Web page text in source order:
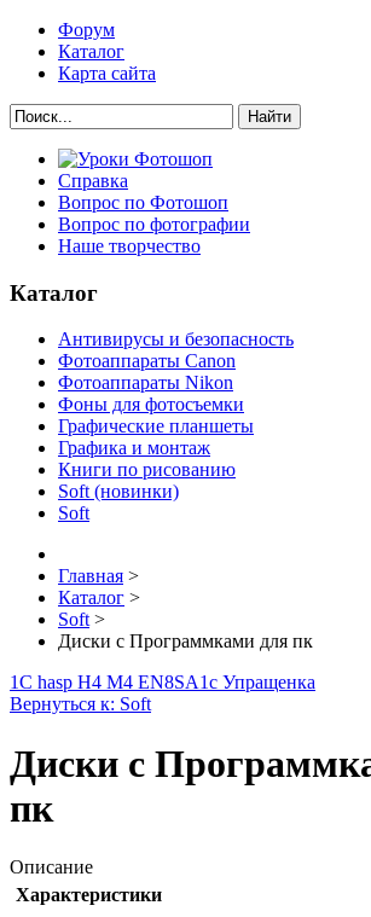
Форум
Каталог
Карта сайта
Найти
Справка
Вопрос по Фотошоп
Вопрос по фотографии
Наше творчество
Каталог
Антивирусы и безопасность
Фотоаппараты Canon
Фотоаппараты Nikon
Фоны для фотосъемки
Графические планшеты
Графика и монтаж
Книги по рисованию
Soft (новинки)
Soft
Главная >
Каталог >
Soft >
Диски с Программками для пк
1С hasp H4 M4 EN8SA1с Упращенка
Вернуться к: Soft
Диски с
пк
Описание
Характеристики